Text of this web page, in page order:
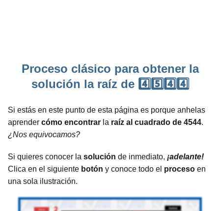
Proceso clásico para obtener la
solución la raíz de 4️⃣5️⃣4️⃣4️⃣
Si estás en este punto de esta página es porque anhelas
aprender cómo encontrar la raíz al cuadrado de 4544.
¿Nos equivocamos?
Si quieres conocer la solución de inmediato, ¡adelante!
Clica en el siguiente botón y conoce todo el proceso en
una sola ilustración.